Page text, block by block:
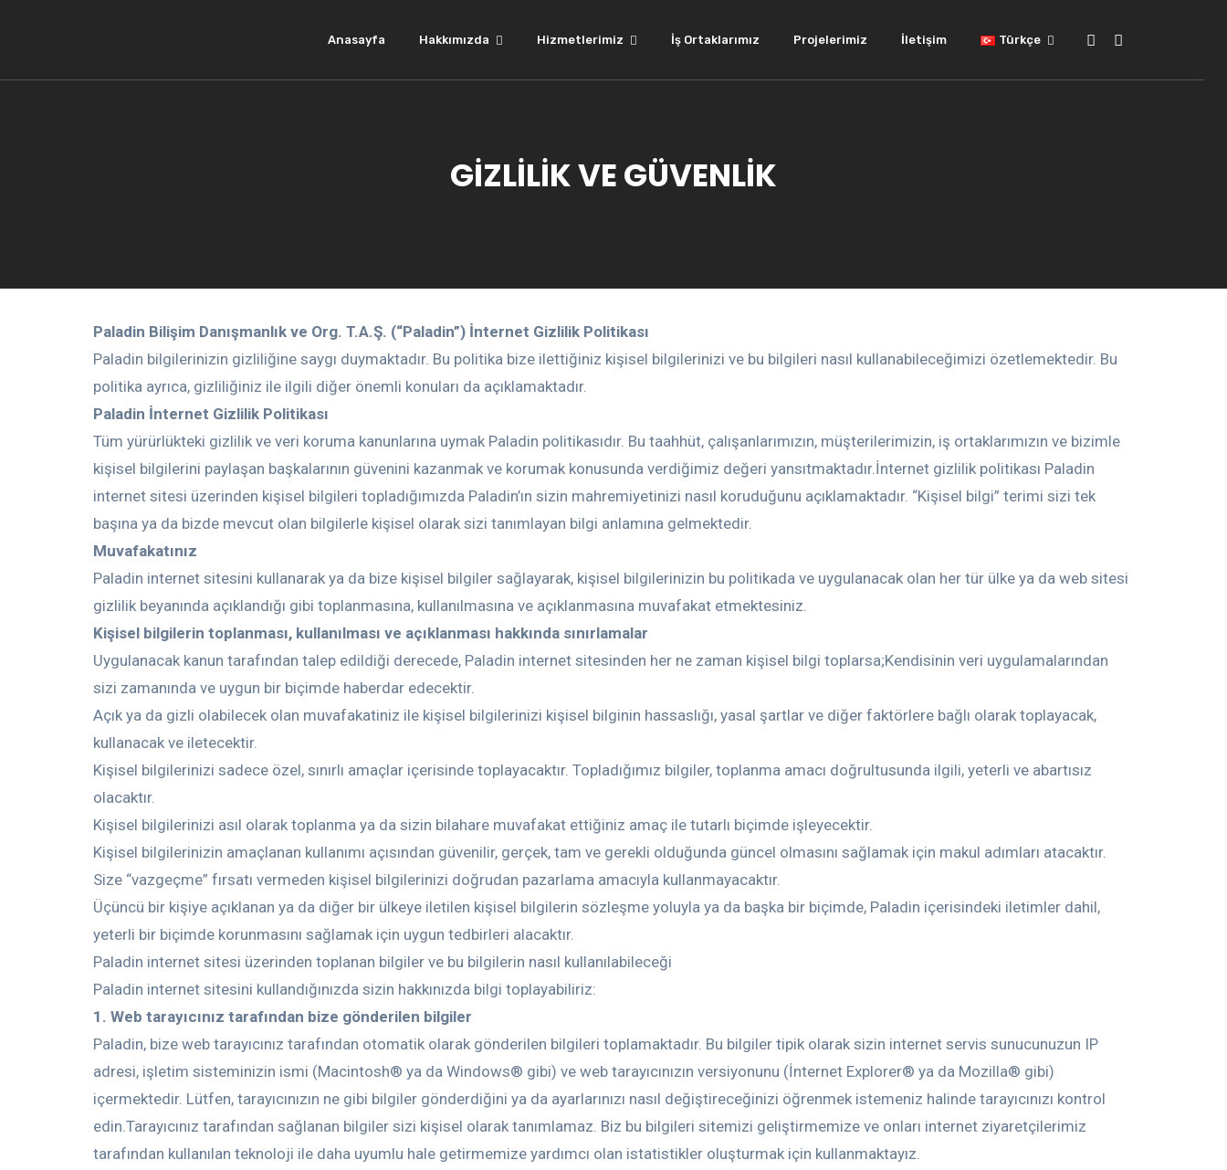
Anasayfa Hakkımızda Hizmetlerimiz İş Ortaklarımız Projelerimiz İletişim Türkçe
GİZLİLİK VE GÜVENLİK
Paladin Bilişim Danışmanlık ve Org. T.A.Ş. (“Paladin”) İnternet Gizlilik Politikası
Paladin bilgilerinizin gizliliğine saygı duymaktadır. Bu politika bize ilettiğiniz kişisel bilgilerinizi ve bu bilgileri nasıl kullanabileceğimizi özetlemektedir. Bu
politika ayrıca, gizliliğiniz ile ilgili diğer önemli konuları da açıklamaktadır.
Paladin İnternet Gizlilik Politikası
Tüm yürürlükteki gizlilik ve veri koruma kanunlarına uymak Paladin politikasıdır. Bu taahhüt, çalışanlarımızın, müşterilerimizin, iş ortaklarımızın ve bizimle
kişisel bilgilerini paylaşan başkalarının güvenini kazanmak ve korumak konusunda verdiğimiz değeri yansıtmaktadır.İnternet gizlilik politikası Paladin
internet sitesi üzerinden kişisel bilgileri topladığımızda Paladin’ın sizin mahremiyetinizi nasıl koruduğunu açıklamaktadır. “Kişisel bilgi” terimi sizi tek
başına ya da bizde mevcut olan bilgilerle kişisel olarak sizi tanımlayan bilgi anlamına gelmektedir.
Muvafakatınız
Paladin internet sitesini kullanarak ya da bize kişisel bilgiler sağlayarak, kişisel bilgilerinizin bu politikada ve uygulanacak olan her tür ülke ya da web sitesi
gizlilik beyanında açıklandığı gibi toplanmasına, kullanılmasına ve açıklanmasına muvafakat etmektesiniz.
Kişisel bilgilerin toplanması, kullanılması ve açıklanması hakkında sınırlamalar
Uygulanacak kanun tarafından talep edildiği derecede, Paladin internet sitesinden her ne zaman kişisel bilgi toplarsa;Kendisinin veri uygulamalarından
sizi zamanında ve uygun bir biçimde haberdar edecektir.
Açık ya da gizli olabilecek olan muvafakatiniz ile kişisel bilgilerinizi kişisel bilginin hassaslığı, yasal şartlar ve diğer faktörlere bağlı olarak toplayacak,
kullanacak ve iletecektir.
Kişisel bilgilerinizi sadece özel, sınırlı amaçlar içerisinde toplayacaktır. Topladığımız bilgiler, toplanma amacı doğrultusunda ilgili, yeterli ve abartısız
olacaktır.
Kişisel bilgilerinizi asıl olarak toplanma ya da sizin bilahare muvafakat ettiğiniz amaç ile tutarlı biçimde işleyecektir.
Kişisel bilgilerinizin amaçlanan kullanımı açısından güvenilir, gerçek, tam ve gerekli olduğunda güncel olmasını sağlamak için makul adımları atacaktır.
Size “vazgeçme” fırsatı vermeden kişisel bilgilerinizi doğrudan pazarlama amacıyla kullanmayacaktır.
Üçüncü bir kişiye açıklanan ya da diğer bir ülkeye iletilen kişisel bilgilerin sözleşme yoluyla ya da başka bir biçimde, Paladin içerisindeki iletimler dahil,
yeterli bir biçimde korunmasını sağlamak için uygun tedbirleri alacaktır.
Paladin internet sitesi üzerinden toplanan bilgiler ve bu bilgilerin nasıl kullanılabileceği
Paladin internet sitesini kullandığınızda sizin hakkınızda bilgi toplayabiliriz:
1. Web tarayıcınız tarafından bize gönderilen bilgiler
Paladin, bize web tarayıcınız tarafından otomatik olarak gönderilen bilgileri toplamaktadır. Bu bilgiler tipik olarak sizin internet servis sunucunuzun IP
adresi, işletim sisteminizin ismi (Macintosh® ya da Windows® gibi) ve web tarayıcınızın versiyonunu (İnternet Explorer® ya da Mozilla® gibi)
içermektedir. Lütfen, tarayıcınızın ne gibi bilgiler gönderdiğini ya da ayarlarınızı nasıl değiştireceğinizi öğrenmek istemeniz halinde tarayıcınızı kontrol
edin.Tarayıcınız tarafından sağlanan bilgiler sizi kişisel olarak tanımlamaz. Biz bu bilgileri sitemizi geliştirmemize ve onları internet ziyaretçilerimiz
tarafından kullanılan teknoloji ile daha uyumlu hale getirmemize yardımcı olan istatistikler oluşturmak için kullanmaktayız.